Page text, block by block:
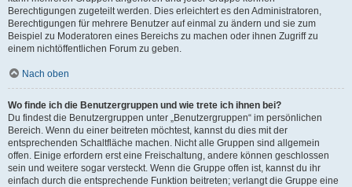
Berechtigungen zugeteilt werden. Dies erleichtert es den Administratoren,
Berechtigungen für mehrere Benutzer auf einmal zu ändern und sie zum
Beispiel zu Moderatoren eines Bereichs zu machen oder ihnen Zugriff zu
einem nichtöffentlichen Forum zu geben.
Nach oben
Wo finde ich die Benutzergruppen und wie trete ich ihnen bei?
Du findest die Benutzergruppen unter „Benutzergruppen“ im persönlichen
Bereich. Wenn du einer beitreten möchtest, kannst du dies mit der
entsprechenden Schaltfläche machen. Nicht alle Gruppen sind allgemein
offen. Einige erfordern erst eine Freischaltung, andere können geschlossen
sein und weitere sogar versteckt. Wenn die Gruppe offen ist, kannst du ihr
einfach durch die entsprechende Funktion beitreten; verlangt die Gruppe eine